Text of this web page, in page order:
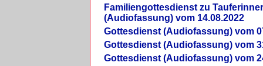
Familiengottesdienst zu
(Audiofassung) vom 14.08.2022
Gottesdienst (Audiofassung) vom
Gottesdienst (Audiofassung) vom
Gottesdienst (Audiofassung) vom